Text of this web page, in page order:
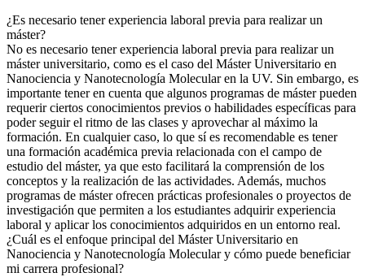
¿Es necesario tener experiencia laboral previa para realizar un
máster?
No es necesario tener experiencia laboral previa para realizar un
máster universitario, como es el caso del Máster Universitario en
Nanociencia y Nanotecnología Molecular en la UV. Sin embargo, es
importante tener en cuenta que algunos programas de máster pueden
requerir ciertos conocimientos previos o habilidades específicas para
poder seguir el ritmo de las clases y aprovechar al máximo la
formación. En cualquier caso, lo que sí es recomendable es tener
una formación académica previa relacionada con el campo de
estudio del máster, ya que esto facilitará la comprensión de los
conceptos y la realización de las actividades. Además, muchos
programas de máster ofrecen prácticas profesionales o proyectos de
investigación que permiten a los estudiantes adquirir experiencia
laboral y aplicar los conocimientos adquiridos en un entorno real.
¿Cuál es el enfoque principal del Máster Universitario en
Nanociencia y Nanotecnología Molecular y cómo puede beneficiar
mi carrera profesional?